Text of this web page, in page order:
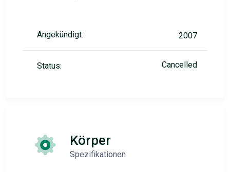
Angekündigt: 2007
Status: Cancelled
Körper
Spezifikationen